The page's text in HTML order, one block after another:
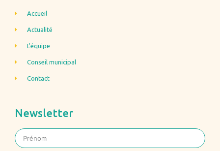
Accueil
Actualité
L'équipe
Conseil municipal
Contact
Newsletter